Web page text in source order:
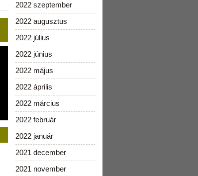
2022 szeptember
2022 augusztus
2022 július
2022 június
2022 május
2022 április
2022 március
2022 február
2022 január
2021 december
2021 november